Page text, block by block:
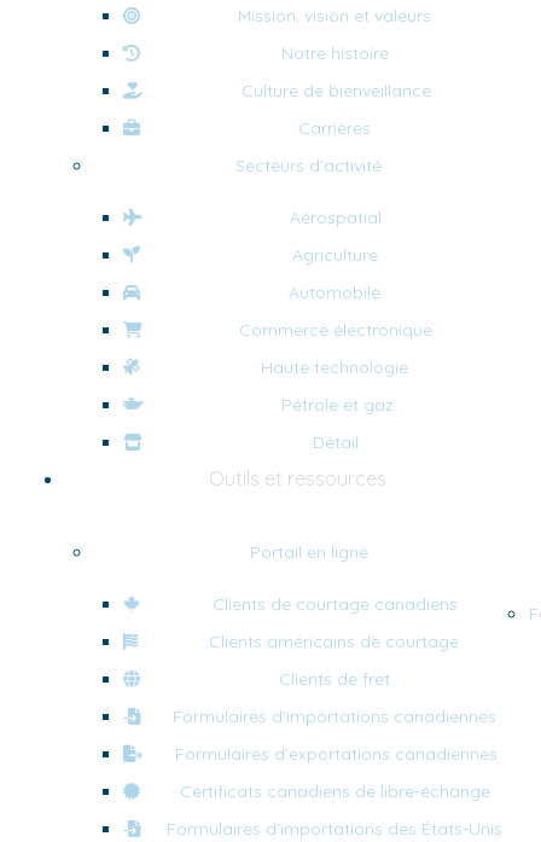
Mission, vision et valeurs
Notre histoire
Culture de bienveillance
Carrières
Secteurs d’activité
Aérospatial
Agriculture
Automobile
Commerce électronique
Haute technologie
Pétrole et gaz
Détail
Outils et ressources
Portail en ligne
Clients de courtage canadiens
Clients américains de courtage
Clients de fret
Formulaires d’importations canadiennes
Formulaires d’exportations canadiennes
Certificats canadiens de libre-échange
Formulaires d’importations des États-Unis